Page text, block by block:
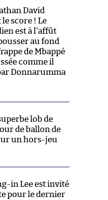
David
score ! Le
est à l'affût
au fond
de Mbappé
comme il
Donnarumma
lob de
de ballon de
un hors-jeu
in Lee est invité
pour le dernier